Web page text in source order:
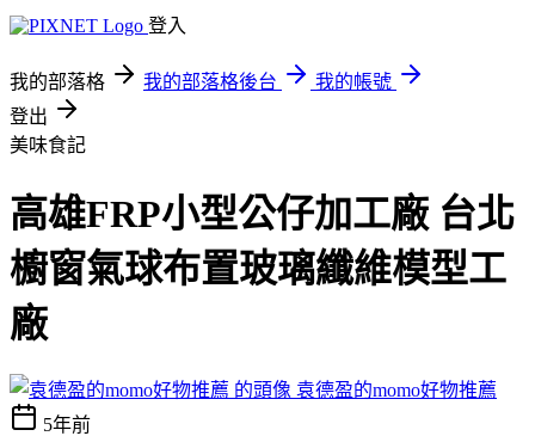
登入
我的部落格 我的部落格後台
我的帳號
登出
美味食記
高雄FRP小型公仔加工廠 台北
櫥窗氣球布置玻璃纖維模型工
廠
袁德盈的momo好物推薦
5年前